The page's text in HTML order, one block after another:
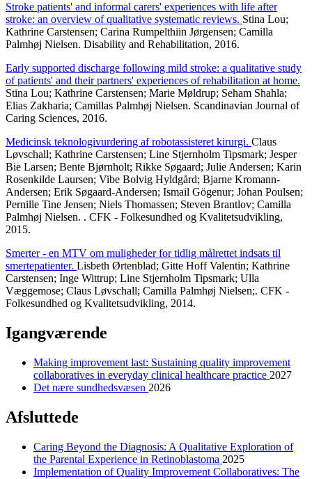
Stroke patients' and informal carers' experiences with life after
stroke: an overview of qualitative systematic reviews. Stina Lou;
Kathrine Carstensen; Carina Rumpelthiin Jørgensen; Camilla
Palmhøj Nielsen. Disability and Rehabilitation, 2016.
Early supported discharge following mild stroke: a qualitative study
of patients' and their partners' experiences of rehabilitation at home.
Stina Lou; Kathrine Carstensen; Marie Møldrup; Seham Shahla;
Elias Zakharia; Camillas Palmhøj Nielsen. Scandinavian Journal of
Caring Sciences, 2016.
Medicinsk teknologivurdering af robotassisteret kirurgi. Claus
Løvschall; Kathrine Carstensen; Line Stjernholm Tipsmark; Jesper
Bie Larsen; Bente Bjørnholt; Rikke Søgaard; Julie Andersen; Karin
Rosenkilde Laursen; Vibe Bolvig Hyldgård; Bjarne Kromann-
Andersen; Erik Søgaard-Andersen; Ismail Gögenur; Johan Poulsen;
Pernille Tine Jensen; Niels Thomassen; Steven Brantlov; Camilla
Palmhøj Nielsen. . CFK - Folkesundhed og Kvalitetsudvikling,
2015.
Smerter - en MTV om muligheder for tidlig målrettet indsats til
smertepatienter. Lisbeth Ørtenblad; Gitte Hoff Valentin; Kathrine
Carstensen; Inge Wittrup; Line Stjernholm Tipsmark; Ulla
Væggemose; Claus Løvschall; Camilla Palmhøj Nielsen;. CFK -
Folkesundhed og Kvalitetsudvikling, 2014.
Igangværende
Making improvement last: Sustaining quality improvement
collaboratives in everyday clinical healthcare practice 2027
Det nære sundhedsvæsen 2026
Afsluttede
Caring Beyond the Diagnosis: A Qualitative Exploration of
the Parental Experience in Retinoblastoma 2025
Implementation of Quality Improvement Collaboratives: The